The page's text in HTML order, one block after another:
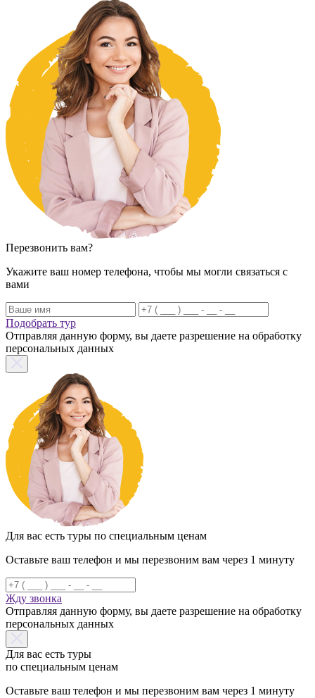
Перезвонить вам?
Укажите ваш номер телефона, чтобы мы могли связаться с
вами
Подобрать тур
Отправляя данную форму, вы даете разрешение на обработку
персональных данных
Для вас есть туры по специальным ценам
Оставьте ваш телефон и мы перезвоним вам через 1 минуту
Жду звонка
Отправляя данную форму, вы даете разрешение на обработку
персональных данных
Для вас есть туры
по специальным ценам
Оставьте ваш телефон и мы перезвоним вам через 1 минуту